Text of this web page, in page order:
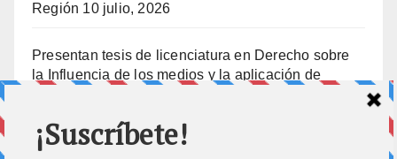
Región 10 julio, 2026
Presentan tesis de licenciatura en Derecho sobre
la Influencia de los medios y la aplicación de